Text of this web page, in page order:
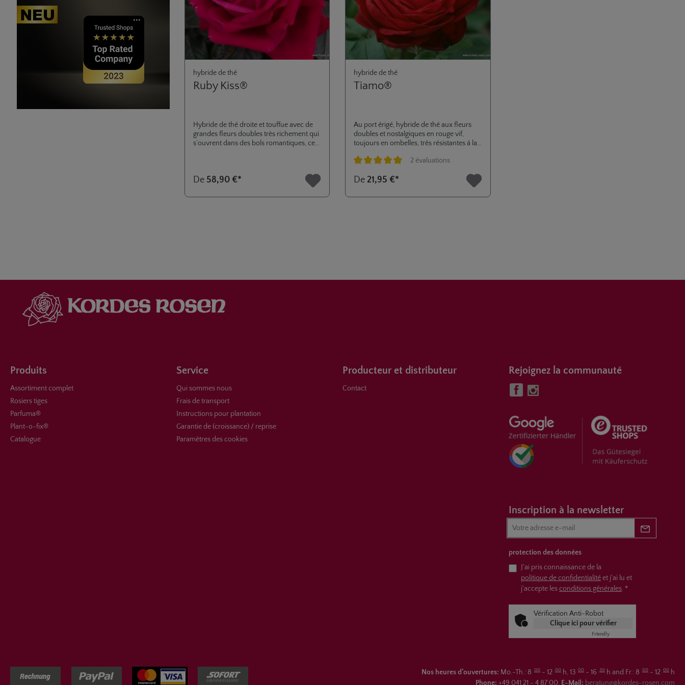
hybride de thé
Ruby Kiss®
Hybride de thé droite et touffue avec de
grandes fleurs doubles très richement qui
s’ouvrent dans des bols romantiques, ce
rarement atteinte dans les hybrides de thé,
concernant les maladies fongiques.
De 58,90 €*
hybride de thé
Tiamo®
Au port érigé, hybride de thé aux fleurs
doubles et nostalgiques en rouge vif,
toujours en ombelles, très résistantes á la
d’une excellente résistance aux maladies.
2 évaluations
De 21,95 €*
Produits
Assortiment complet
Rosiers tiges
Parfuma®
Plant-o-fix®
Catalogue
Service
Qui sommes nous
Frais de transport
Instructions pour plantation
Garantie de (croissance) / reprise
Paramètres des cookies
Producteur et distributeur
Contact
Rejoignez la communauté
Inscription à la newsletter
Newsletter
protection des données
J'ai pris connaissance de la
politique de confidentialitéet j'ai lu et
j'accepte lesconditions générales. *
Vérification Anti-Robot
Clique ici pour vérifier
Friendly
Nos heures d’ouvertures: Mo.-Th.: 8 00 - 12 00 h, 13 00 - 16 30 h and Fr.: 8 00 - 12 00 h
Phone: +49 041 21 - 4 87 00, E-Mail: beratung@kordes-rosen.com